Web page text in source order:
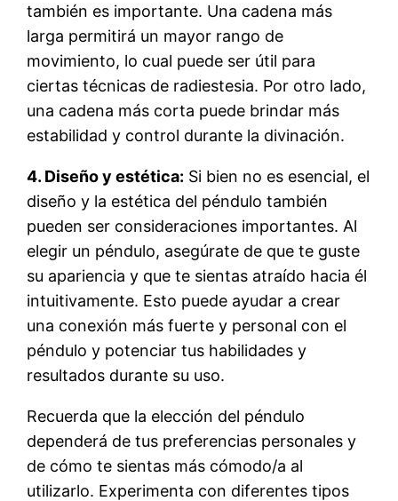
también es importante. Una cadena más
larga permitirá un mayor rango de
movimiento, lo cual puede ser útil para
ciertas técnicas de radiestesia. Por otro lado,
una cadena más corta puede brindar más
estabilidad y control durante la divinación.
4. Diseño y estética: Si bien no es esencial, el
diseño y la estética del péndulo también
pueden ser consideraciones importantes. Al
elegir un péndulo, asegúrate de que te guste
su apariencia y que te sientas atraído hacia él
intuitivamente. Esto puede ayudar a crear
una conexión más fuerte y personal con el
péndulo y potenciar tus habilidades y
resultados durante su uso.
Recuerda que la elección del péndulo
dependerá de tus preferencias personales y
de cómo te sientas más cómodo/a al
utilizarlo. Experimenta con diferentes tipos